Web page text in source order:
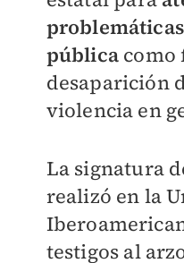
pública como
desaparición
violencia en
La signatura
realizó en la
testigos al